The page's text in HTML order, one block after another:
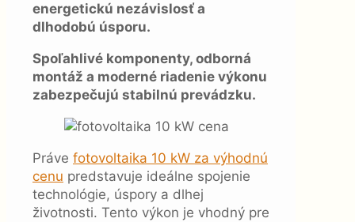
energetickú nezávislosť a
dlhodobú úsporu.
Spoľahlivé komponenty, odborná
montáž a moderné riadenie výkonu
zabezpečujú stabilnú prevádzku.
Práve fotovoltaika 10 kW za výhodnú
cenu predstavuje ideálne spojenie
technológie, úspory a dlhej
životnosti. Tento výkon je vhodný pre